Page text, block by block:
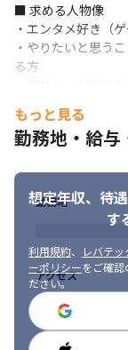
・デザイナー：2名
■ この仕事の面白
・急成長ベンチャ
・事業が立ち上が
・アニメやゲーム
長を後押しできます
す
■ 求める人物像
・エンタメ好き（
・やりたいと思う
る方
・新しいサービス
もっと見る
勤務地・給与
想定年収、待
す
利用規約、 レバテ
ーポリシーをご確認
ださい。
勤務地
アクセス